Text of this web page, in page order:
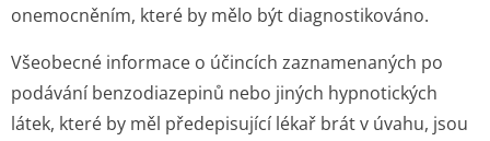
onemocněním, které by mělo být diagnostikováno.
Všeobecné informace o účincích zaznamenaných po
podávání benzodiazepinů nebo jiných hypnotických
látek, které by měl předepisující lékař brát v úvahu, jsou